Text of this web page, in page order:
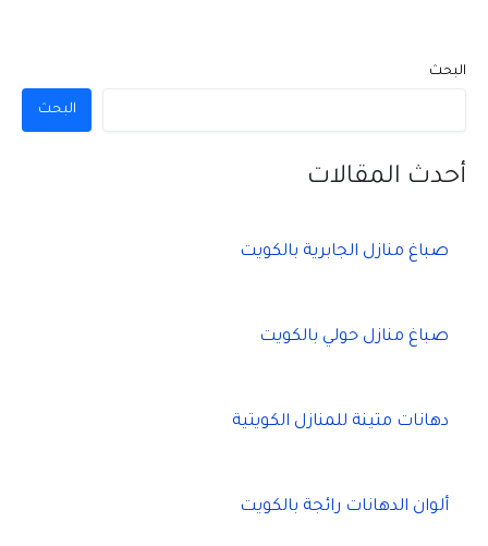
البحث
البحث
أحدث المقالات
صباغ منازل الجابرية بالكويت
صباغ منازل حولي بالكويت
دهانات متينة للمنازل الكويتية
ألوان الدهانات رائجة بالكويت